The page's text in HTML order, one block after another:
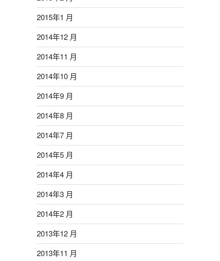
2015年1 月
2014年12 月
2014年11 月
2014年10 月
2014年9 月
2014年8 月
2014年7 月
2014年5 月
2014年4 月
2014年3 月
2014年2 月
2013年12 月
2013年11 月